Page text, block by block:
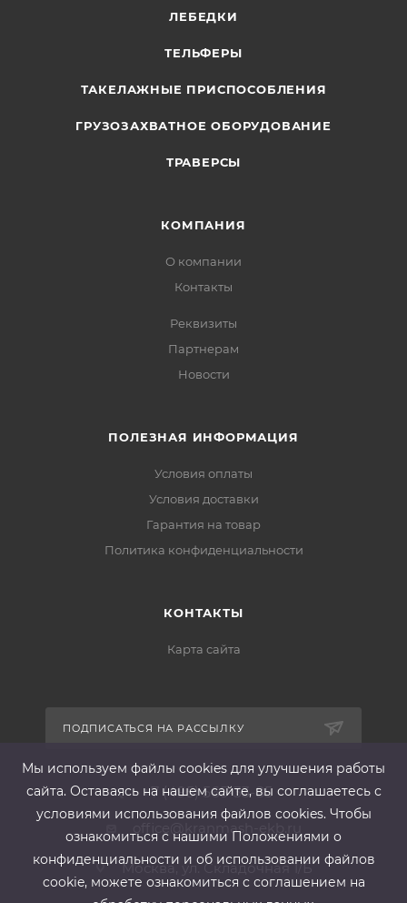
ЛЕБЕДКИ
ТЕЛЬФЕРЫ
ТАКЕЛАЖНЫЕ ПРИСПОСОБЛЕНИЯ
ГРУЗОЗАХВАТНОЕ ОБОРУДОВАНИЕ
ТРАВЕРСЫ
КОМПАНИЯ
О компании
Контакты
Реквизиты
Партнерам
Новости
ПОЛЕЗНАЯ ИНФОРМАЦИЯ
Условия оплаты
Условия доставки
Гарантия на товар
Политика конфиденциальности
КОНТАКТЫ
Карта сайта
ПОДПИСАТЬСЯ НА РАССЫЛКУ
+7 (495) 565-33-85
office@kranmash-ekb.ru
Москва, ул. Складочная 1/Б
Мы используем файлы cооkies для улучшения работы
сайта. Оставаясь на нашем сайте, вы соглашаетесь с
условиями использования файлов cооkies. Чтобы
ознакомиться с нашими Положениями о
конфиденциальности и об использовании файлов
cookie, можете ознакомиться с соглашением на